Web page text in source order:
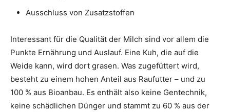
Ausschluss von Zusatzstoffen
Interessant für die Qualität der Milch sind vor allem die
Punkte Ernährung und Auslauf. Eine Kuh, die auf die
Weide kann, wird dort grasen. Was zugefüttert wird,
besteht zu einem hohen Anteil aus Raufutter – und zu
100 % aus Bioanbau. Es enthält also keine Gentechnik,
keine schädlichen Dünger und stammt zu 60 % aus der